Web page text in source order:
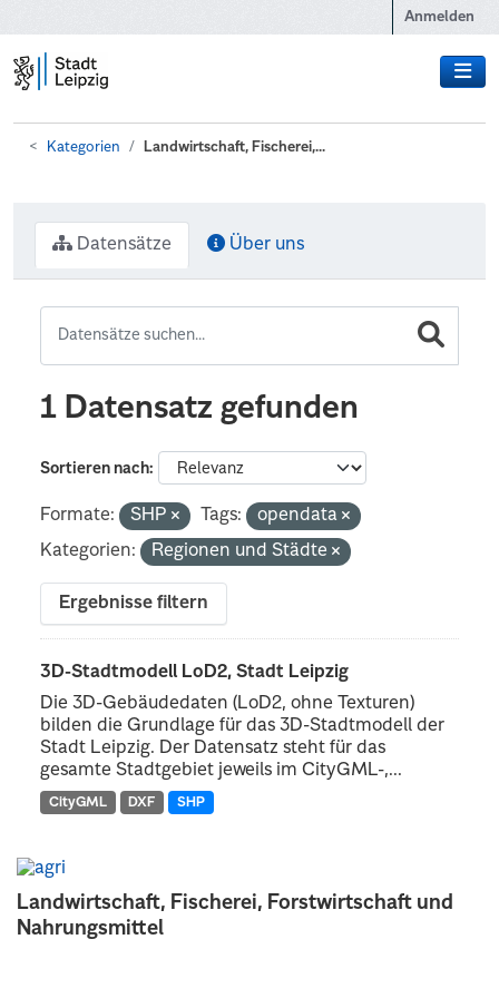
Anmelden
Kategorien Landwirtschaft, Fischerei,...
Landwirtschaft, Fischerei, Forstwirtschaft und
Nahrungsmittel
Datensätze Über uns
1 Datensatz gefunden
Sortieren nach
Formate: SHP Tags:
opendata
Kategorien:
Regionen und Städte
Ergebnisse filtern
3D-Stadtmodell LoD2, Stadt Leipzig
Die 3D-Gebäudedaten (LoD2, ohne Texturen)
bilden die Grundlage für das 3D-Stadtmodell der
Stadt Leipzig. Der Datensatz steht für das
gesamte Stadtgebiet jeweils im CityGML-,...
CityGML DXF SHP